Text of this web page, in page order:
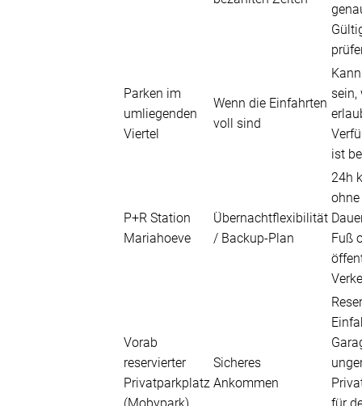
Parken im
umliegenden
Viertel
Wenn die Einfahrten
voll sind
sein,
ist
P+R Station
Mariahoeve
Übernachtflexibilität
/ Backup-Plan
24h
Fuß
Vorab
reservierter
Privatparkplatz
Sicheres
Ankommen